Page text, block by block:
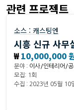
관련 프로젝트
소스 : 캐스팅엔
시흥 신규 사무
₩10,000,000
분야 : 이사/인테리어/
모집: 1회
수집 : 2023년 05월 10